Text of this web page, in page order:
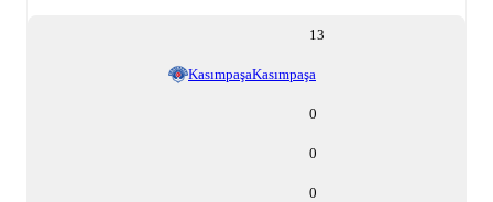
13
KasımpaşaKasımpaşa
0
0
0